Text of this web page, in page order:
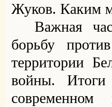
Жуков. Каким
Важная
борьбу
территории
войны.
современном